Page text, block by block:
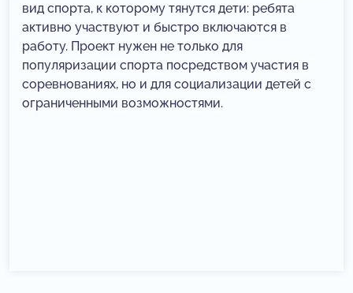
вид спорта, к которому тянутся дети: ребята
активно участвуют и быстро включаются в
работу. Проект нужен не только для
популяризации спорта посредством участия в
соревнованиях, но и для социализации детей с
ограниченными возможностями.